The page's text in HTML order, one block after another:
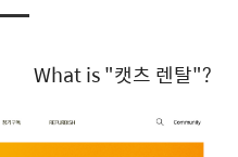
What is "캣츠 렌탈"?